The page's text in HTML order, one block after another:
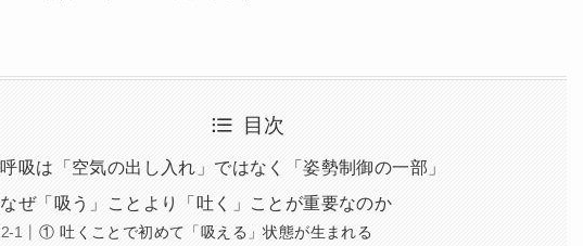
目次
呼吸は「空気の出し入れ」ではなく「姿勢制御の一部」
なぜ「吸う」ことより「吐く」ことが重要なのか
① 吐くことで初めて「吸える」状態が生まれる